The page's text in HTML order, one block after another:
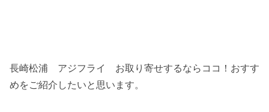
長崎松浦 アジフライ お取り寄せするならココ！おすす
めをご紹介したいと思います。